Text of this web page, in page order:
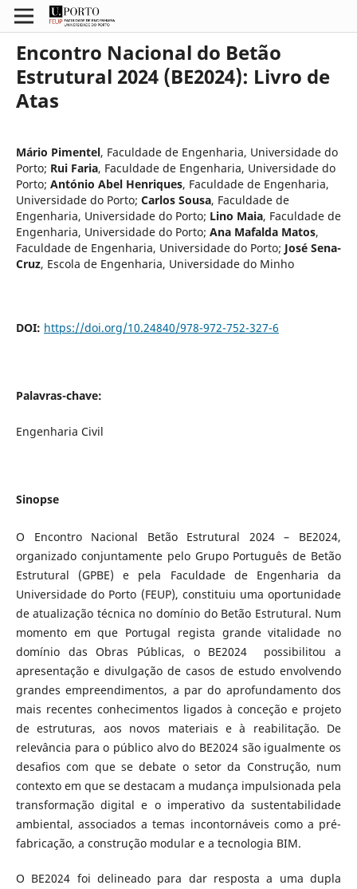
Encontro Nacional do Betão
Estrutural 2024 (BE2024): Livro de
Atas
Mário Pimentel, Faculdade de Engenharia, Universidade do
Porto; Rui Faria, Faculdade de Engenharia, Universidade do
Porto; António Abel Henriques, Faculdade de Engenharia,
Universidade do Porto; Carlos Sousa, Faculdade de
Engenharia, Universidade do Porto; Lino Maia, Faculdade de
Engenharia, Universidade do Porto; Ana Mafalda Matos,
Faculdade de Engenharia, Universidade do Porto; José Sena-
Cruz, Escola de Engenharia, Universidade do Minho
DOI: https://doi.org/10.24840/978-972-752-327-6
Palavras-chave:
Engenharia Civil
Sinopse
O Encontro Nacional Betão Estrutural 2024 – BE2024,
organizado conjuntamente pelo Grupo Português de Betão
Estrutural (GPBE) e pela Faculdade de Engenharia da
Universidade do Porto (FEUP), constituiu uma oportunidade
de atualização técnica no domínio do Betão Estrutural. Num
momento em que Portugal regista grande vitalidade no
domínio das Obras Públicas, o BE2024 possibilitou a
apresentação e divulgação de casos de estudo envolvendo
grandes empreendimentos, a par do aprofundamento dos
mais recentes conhecimentos ligados à conceção e projeto
de estruturas, aos novos materiais e à reabilitação. De
relevância para o público alvo do BE2024 são igualmente os
desafios com que se debate o setor da Construção, num
contexto em que se destacam a mudança impulsionada pela
transformação digital e o imperativo da sustentabilidade
ambiental, associados a temas incontornáveis como a pré-
fabricação, a construção modular e a tecnologia BIM.
O BE2024 foi delineado para dar resposta a uma dupla